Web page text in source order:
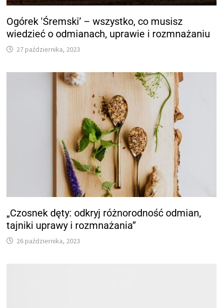
Ogórek 'Śremski’ – wszystko, co musisz
wiedzieć o odmianach, uprawie i rozmnażaniu
27 października, 2023
„Czosnek dęty: odkryj różnorodność odmian,
tajniki uprawy i rozmnażania”
26 października, 2023